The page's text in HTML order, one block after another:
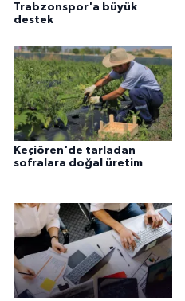
Trabzonspor'a büyük
destek
Keçiören'de tarladan
sofralara doğal üretim